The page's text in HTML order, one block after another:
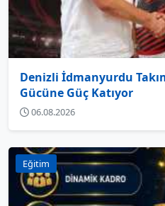
Denizli İdmanyurdu
Gücüne Güç Katıyor
06.08.2026
Eğitim